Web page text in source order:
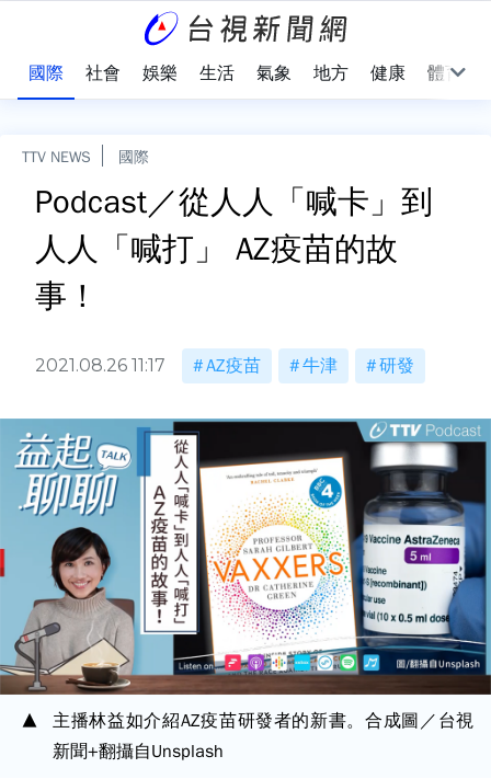
國際 社會 娛樂 生活 氣象 地方 健康 體育
TTV NEWS 國際
Podcast／從人人「喊卡」到
人人「喊打」 AZ疫苗的故
事！
2021.08.26 11:17 AZ疫苗 牛津 研發
主播林益如介紹AZ疫苗研發者的新書。合成圖／台視
新聞+翻攝自Unsplash